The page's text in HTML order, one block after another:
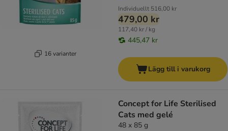
16 varianter
Individuellt 516,00 kr
479,00 kr
117,40 kr / kg
445,47 kr
Lägg till i varukorg
Concept for Life Sterilised
Cats med gelé
48 x 85 g